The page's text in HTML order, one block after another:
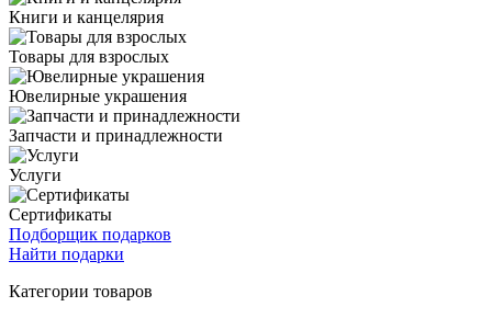
Книги и канцелярия
Товары для взрослых
Ювелирные украшения
Запчасти и принадлежности
Услуги
Сертификаты
Подборщик подарков
Найти подарки
Категории товаров